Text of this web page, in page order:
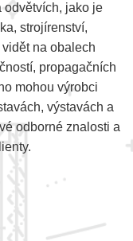
odvětvích, jako je
strojírenství,
na obalech
propagačních
mohou výrobci
výstavách a
odborné znalosti a